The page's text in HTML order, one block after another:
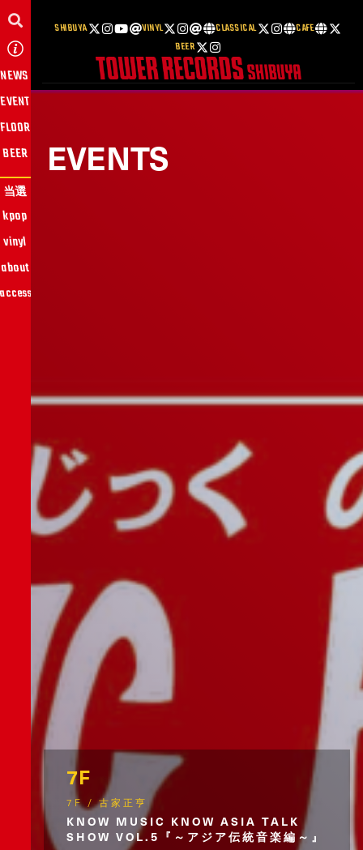
SHIBUYA VINYL CLASSICAL
CAFE
BEER
NEWS
EVENT
当選
FLOOR
BEER
kpop
vinyl
about
EVENTS
7F
7F / 古家正亨
KNOW MUSIC KNOW ASIA TALK
SHOW VOL.5『～アジア伝統音楽編～』